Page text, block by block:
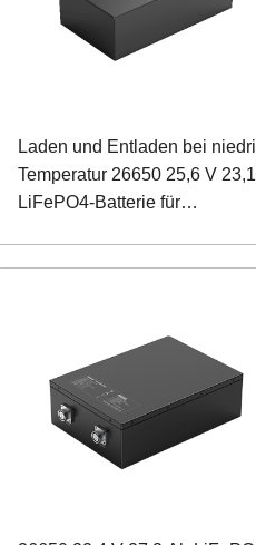
Laden und Entladen bei
Temperatur 26650 25,6 V
LiFePO4-Batterie für